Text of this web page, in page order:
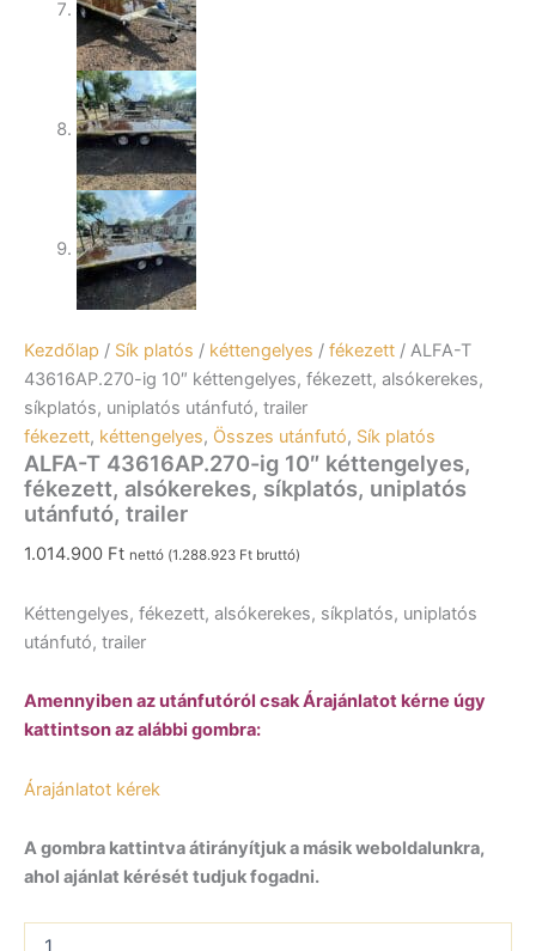
Kezdőlap / Sík platós / kéttengelyes / fékezett / ALFA-T
43616AP.270-ig 10″ kéttengelyes, fékezett, alsókerekes,
síkplatós, uniplatós utánfutó, trailer
fékezett, kéttengelyes, Összes utánfutó, Sík platós
ALFA-T 43616AP.270-ig 10″ kéttengelyes,
fékezett, alsókerekes, síkplatós, uniplatós
utánfutó, trailer
1.014.900 Ft nettó (1.288.923 Ft bruttó)
Kéttengelyes, fékezett, alsókerekes, síkplatós, uniplatós
utánfutó, trailer
Amennyiben az utánfutóról csak Árajánlatot kérne úgy
kattintson az alábbi gombra:
Árajánlatot kérek
A gombra kattintva átirányítjuk a másik weboldalunkra,
ahol ajánlat kérését tudjuk fogadni.